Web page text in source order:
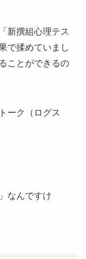
新撰組心理テス
で揉めていまし
ことができるの
ーク（ログス
なんですけ